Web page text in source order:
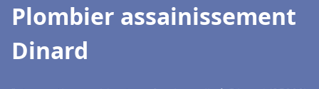
Plombier assainissement
Dinard